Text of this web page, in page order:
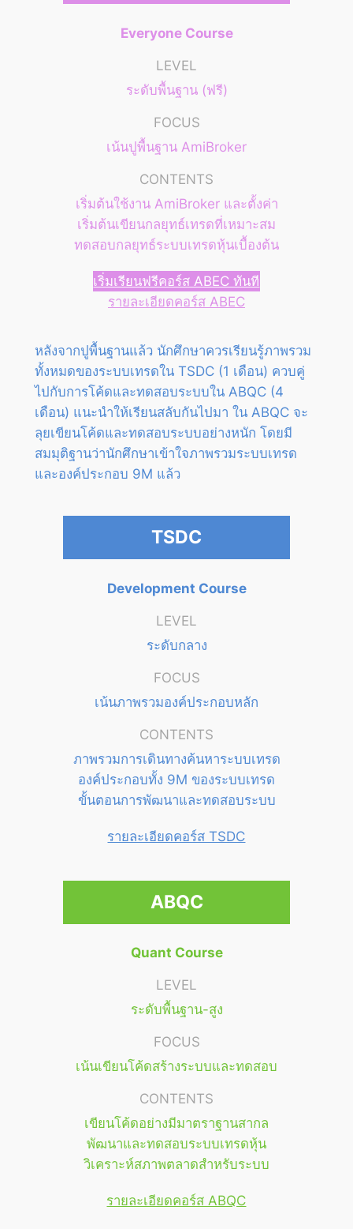
Everyone Course
LEVEL
ระดับพื้นฐาน (ฟรี)
FOCUS
เน้นปูพื้นฐาน AmiBroker
CONTENTS
เริ่มต้นใช้งาน AmiBroker และตั้งค่า
เริ่มต้นเขียนกลยุทธ์เทรดที่เหมาะสม
ทดสอบกลยุทธ์ระบบเทรดหุ้นเบื้องต้น
เริ่มเรียนฟรีคอร์ส ABEC ทันที
รายละเอียดคอร์ส ABEC
หลังจากปูพื้นฐานแล้ว นักศึกษาควรเรียนรู้ภาพรวม
ทั้งหมดของระบบเทรดใน TSDC (1 เดือน) ควบคู่
ไปกับการโค้ดและทดสอบระบบใน ABQC (4
เดือน) แนะนำให้เรียนสลับกันไปมา ใน ABQC จะ
ลุยเขียนโค้ดและทดสอบระบบอย่างหนัก โดยมี
สมมุติฐานว่านักศึกษาเข้าใจภาพรวมระบบเทรด
และองค์ประกอบ 9M แล้ว
TSDC
Development Course
LEVEL
ระดับกลาง
FOCUS
เน้นภาพรวมองค์ประกอบหลัก
CONTENTS
ภาพรวมการเดินทางค้นหาระบบเทรด
องค์ประกอบทั้ง 9M ของระบบเทรด
ขั้นตอนการพัฒนาและทดสอบระบบ
รายละเอียดคอร์ส TSDC
ABQC
Quant Course
LEVEL
ระดับพื้นฐาน-สูง
FOCUS
เน้นเขียนโค้ดสร้างระบบและทดสอบ
CONTENTS
เขียนโค้ดอย่างมีมาตราฐานสากล
พัฒนาและทดสอบระบบเทรดหุ้น
วิเคราะห์สภาพตลาดสำหรับระบบ
รายละเอียดคอร์ส ABQC